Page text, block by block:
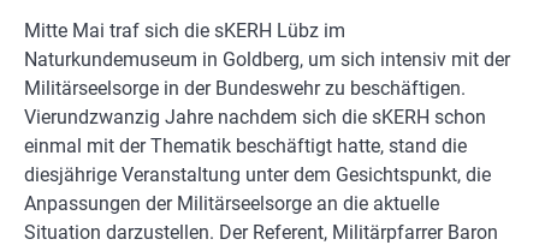
Mitte Mai traf sich die sKERH Lübz im
Naturkundemuseum in Goldberg, um sich intensiv mit der
Militärseelsorge in der Bundeswehr zu beschäftigen.
Vierundzwanzig Jahre nachdem sich die sKERH schon
einmal mit der Thematik beschäftigt hatte, stand die
diesjährige Veranstaltung unter dem Gesichtspunkt, die
Anpassungen der Militärseelsorge an die aktuelle
Situation darzustellen. Der Referent, Militärpfarrer Baron